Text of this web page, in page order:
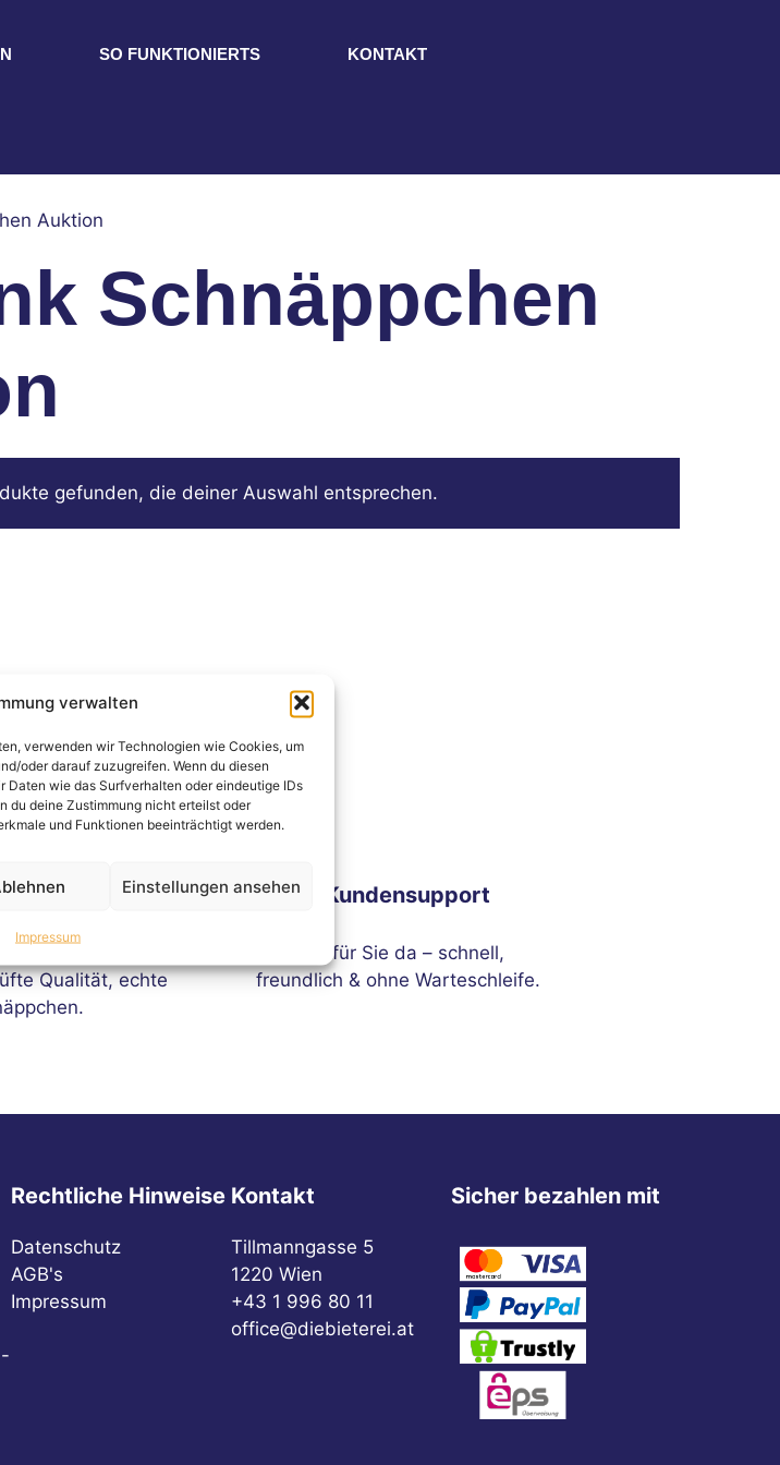
verwalten
verwenden wir Technologien wie Cookies, um
oder darauf zuzugreifen. Wenn du diesen
Daten wie das Surfverhalten oder eindeutige IDs
du deine Zustimmung nicht erteilst oder
und Funktionen beeinträchtigt werden.
Einstellungen ansehen
Impressum
SO FUNKTIONIERTS KONTAKT
Auktion
Schnäppchen
gefunden, die deiner Auswahl entsprechen.
Auktionen
läuft’s fair & easy –
Qualität, echte
Unser Kundensupport
Wir sind für Sie da – schnell,
freundlich & ohne Warteschleife.
Rechtliche Hinweise
Datenschutz
AGB's
Impressum
Kontakt
Tillmanngasse 5
1220 Wien
+43 1 996 80 11
office@diebieterei.at
Sicher bezahlen mit